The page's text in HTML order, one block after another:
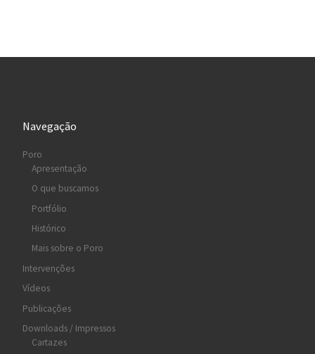
Navegação
Poro
Apresentação
O que buscamos
Portfólio
Histórico
Mais sobre o Poro
Intervenções
Vídeos
Publicações
Downloads / Impressos
Cartazes